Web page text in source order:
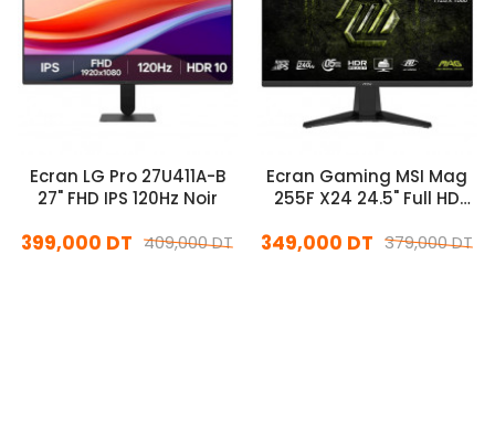
Ecran LG Pro 27U411A-B
27" FHD IPS 120Hz Noir
409,000 DT
399,000 DT
Ecran Gaming MSI Mag
255F X24 24.5" Full HD
379,000 DT
349,000 DT